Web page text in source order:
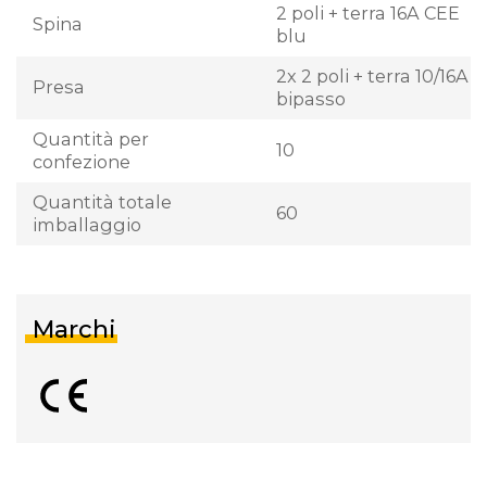
Spina
2 poli + terra 16A CEE
blu
Presa
2x 2 poli + terra 10/16A
bipasso
Quantità per
confezione
10
Quantità totale
imballaggio
60
Marchi